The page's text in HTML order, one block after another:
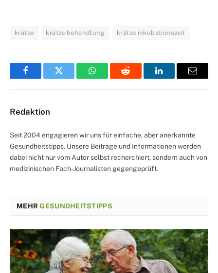
krätze krätze behandlung krätze inkubationszeit
FacebookTwitter WhatsAppReddit LinkedInEmail
Redaktion
Seit 2004 engagieren wir uns für einfache, aber anerkannte
Gesundheitstipps. Unsere Beiträge und Informationen werden
dabei nicht nur vom Autor selbst recherchiert, sondern auch von
medizinischen Fach-Journalisten gegengeprüft.
MEHRGESUNDHEITSTIPPS